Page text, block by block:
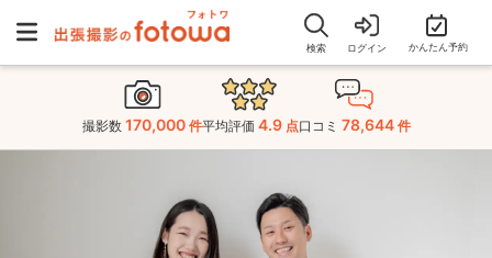
検索 ログイン かんたん予約
撮影数 170,000 件平均評価 4.9 点口コミ 78,644 件